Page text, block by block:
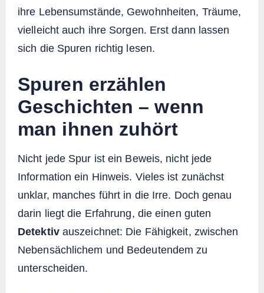
ihre Lebensumstände, Gewohnheiten, Träume,
vielleicht auch ihre Sorgen. Erst dann lassen
sich die Spuren richtig lesen.
Spuren erzählen
Geschichten – wenn
man ihnen zuhört
Nicht jede Spur ist ein Beweis, nicht jede
Information ein Hinweis. Vieles ist zunächst
unklar, manches führt in die Irre. Doch genau
darin liegt die Erfahrung, die einen guten
Detektivauszeichnet: Die Fähigkeit, zwischen
Nebensächlichem und Bedeutendem zu
unterscheiden.